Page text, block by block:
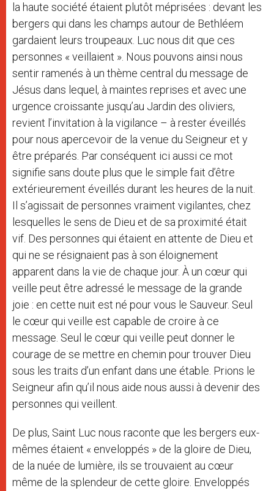
la haute société étaient plutôt méprisées : devant les
bergers qui dans les champs autour de Bethléem
gardaient leurs troupeaux. Luc nous dit que ces
personnes « veillaient ». Nous pouvons ainsi nous
sentir ramenés à un thème central du message de
Jésus dans lequel, à maintes reprises et avec une
urgence croissante jusqu’au Jardin des oliviers,
revient l’invitation à la vigilance – à rester éveillés
pour nous apercevoir de la venue du Seigneur et y
être préparés. Par conséquent ici aussi ce mot
signifie sans doute plus que le simple fait d’être
extérieurement éveillés durant les heures de la nuit.
Il s’agissait de personnes vraiment vigilantes, chez
lesquelles le sens de Dieu et de sa proximité était
vif. Des personnes qui étaient en attente de Dieu et
qui ne se résignaient pas à son éloignement
apparent dans la vie de chaque jour. À un cœur qui
veille peut être adressé le message de la grande
joie : en cette nuit est né pour vous le Sauveur. Seul
le cœur qui veille est capable de croire à ce
message. Seul le cœur qui veille peut donner le
courage de se mettre en chemin pour trouver Dieu
sous les traits d’un enfant dans une étable. Prions le
Seigneur afin qu’il nous aide nous aussi à devenir des
personnes qui veillent.
De plus, Saint Luc nous raconte que les bergers eux-
mêmes étaient « enveloppés » de la gloire de Dieu,
de la nuée de lumière, ils se trouvaient au cœur
même de la splendeur de cette gloire. Enveloppés